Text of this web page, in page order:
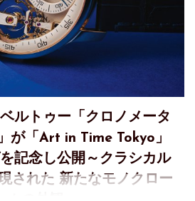
ルトゥー「クロノメータ
が「Art in Time Tokyo」
記念し公開～クラシカル
された 新たなモノクロー